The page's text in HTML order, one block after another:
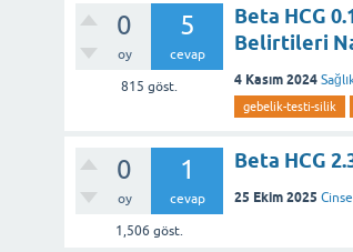
0
oy
5
cevap
815 göst.
Beta HCG
Belirtileri
4 Kasım 2024
gebelik-testi-silik
0
oy
1
cevap
1,506 göst.
Beta HCG
25 Ekim 2025